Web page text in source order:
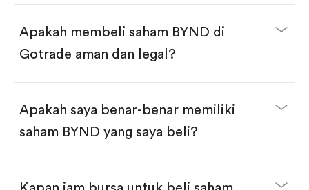
dua pilihan:
Beli saham secara fractional dalam jumlah
dollar, bisa mulai dari $1.
Swipe up untuk konfirmasi order, pembelian
Apakah membeli saham BYND di
Gotrade aman dan legal?
Apakah saya benar-benar memiliki
saham BYND yang saya beli?